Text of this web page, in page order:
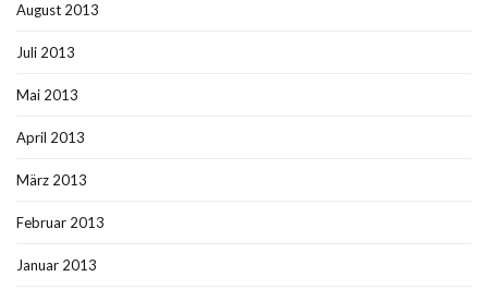
August 2013
Juli 2013
Mai 2013
April 2013
März 2013
Februar 2013
Januar 2013